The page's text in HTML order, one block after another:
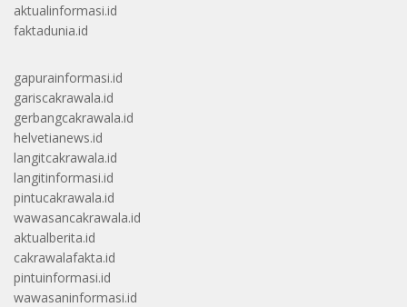
aktualinformasi.id
faktadunia.id
gapurainformasi.id
gariscakrawala.id
gerbangcakrawala.id
helvetianews.id
langitcakrawala.id
langitinformasi.id
pintucakrawala.id
wawasancakrawala.id
aktualberita.id
cakrawalafakta.id
pintuinformasi.id
wawasaninformasi.id